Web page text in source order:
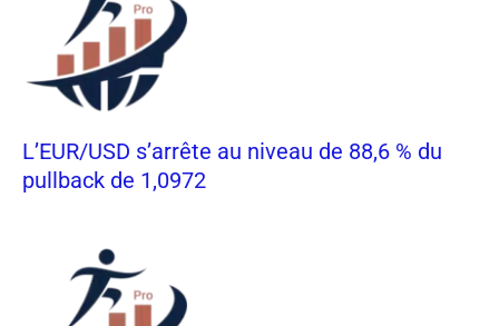
L’EUR/USD s’arrête au niveau de 88,6 % du
pullback de 1,0972